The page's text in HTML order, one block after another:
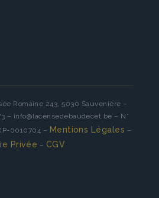
Romaine 243, 5030 Sauvenière –
– info@lacensedebaudecet.be – N°
0010704 – Mentions Légales –
Privée – CGV